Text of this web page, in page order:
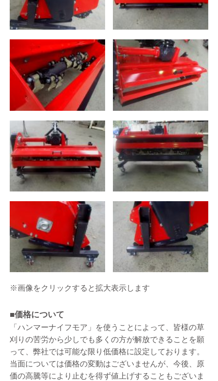
※画像をクリックすると拡大表示します
■価格について
「ハンマーナイフモア」を使うことによって、皆様の草
刈りの苦労から少しでも多くの方が解放できることを願
って、弊社では可能な限り低価格に設定しております。
当面については価格の変動はございませんが、今後、原
価の高騰等により止むを得ず値上げすることもございま